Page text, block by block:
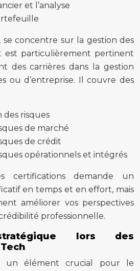
et l’analyse
se concentre sur la gestion des
est particulièrement pertinent
des carrières dans la gestion
ou d’entreprise. Il couvre des
des risques
de marché
de crédit
opérationnels et intégrés
certifications demande un
en temps et en effort, mais
améliorer vos perspectives
professionnelle.
lors des
un élément crucial pour le